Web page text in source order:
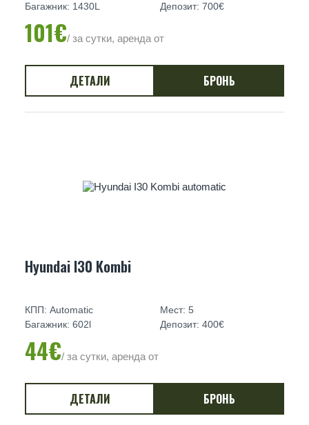
Багажник: 1430L
Депозит: 700€
101€/ за сутки, аренда от
ДЕТАЛИ БРОНЬ
Hyundai I30 Kombi
КПП: Automatic
Мест: 5
Багажник: 602l
Депозит: 400€
44€/ за сутки, аренда от
ДЕТАЛИ БРОНЬ